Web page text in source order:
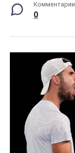
Комментарии
0